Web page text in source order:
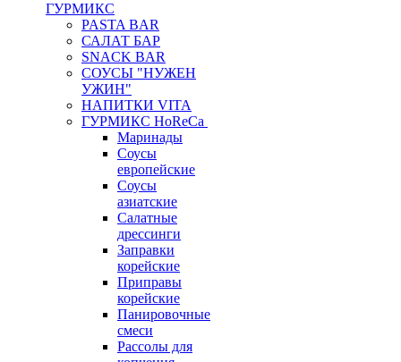
ГУРМИКС
PASTA BAR
САЛАТ БАР
SNACK BAR
СОУСЫ "НУЖЕН
УЖИН"
НАПИТКИ VITA
ГУРМИКС HoReCa
Маринады
Соусы
европейские
Соуcы
азиатские
Салатные
дрессинги
Заправки
корейские
Приправы
корейские
Панировочные
смеси
Рассолы для